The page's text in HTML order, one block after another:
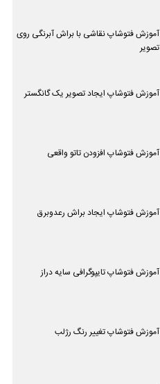
آموزش فتوشاپ نقاشی با براش آبرنگی روی
تصویر
آموزش فتوشاپ ایجاد تصویر یک گانگستر
آموزش فتوشاپ افزودن تاتو واقعی
آموزش فتوشاپ ایجاد براش رعدوبرق
آموزش فتوشاپ تایپوگرافی سایه دراز
آموزش فتوشاپ تغییر رنگ رژلب